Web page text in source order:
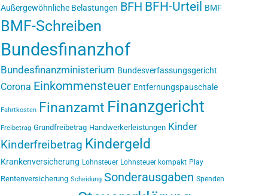
Außergewöhnliche Belastungen BFH BFH-Urteil BMF
BMF-Schreiben
Bundesfinanzhof
Bundesfinanzministerium Bundesverfassungsgericht
Corona Einkommensteuer Entfernungspauschale
Fahrtkosten Finanzamt Finanzgericht
Freibetrag Grundfreibetrag Handwerkerleistungen Kinder
Kinderfreibetrag Kindergeld
Krankenversicherung Lohnsteuer Lohnsteuer kompakt Play
Rentenversicherung Scheidung Sonderausgaben Spenden